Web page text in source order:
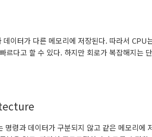
터가 다른 메모리에 저장된다. 따라서 CPU
르다고 할 수 있다. 하지만 회로가 복잡해지는
과 데이터가 구분되지 않고 같은 메모리에